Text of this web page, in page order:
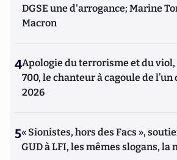
DGSE une d'arrogance; Marine
Macron
4Apologie du terrorisme et du
700, le chanteur à cagoule de l’un
2026
5« Sionistes, hors des Facs »,
GUD à LFI, les mêmes slogans, la